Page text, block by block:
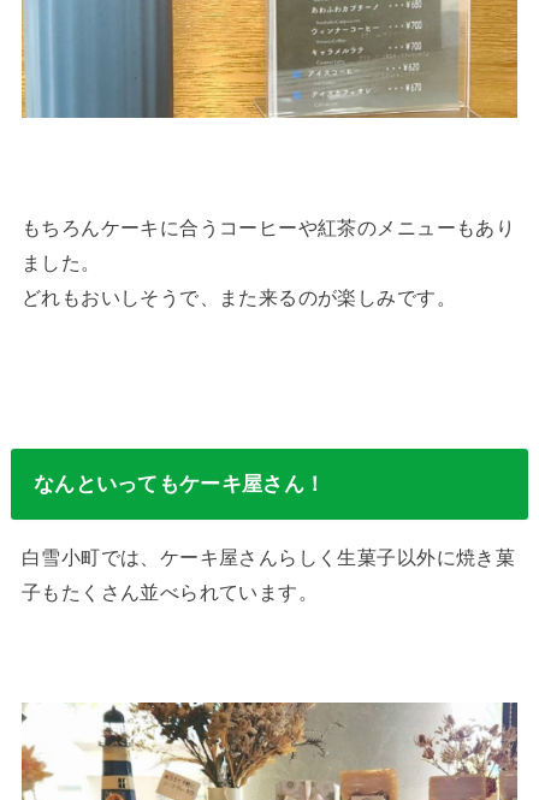
もちろんケーキに合うコーヒーや紅茶のメニューもあり
ました。
どれもおいしそうで、また来るのが楽しみです。
なんといってもケーキ屋さん！
白雪小町では、ケーキ屋さんらしく生菓子以外に焼き菓
子もたくさん並べられています。